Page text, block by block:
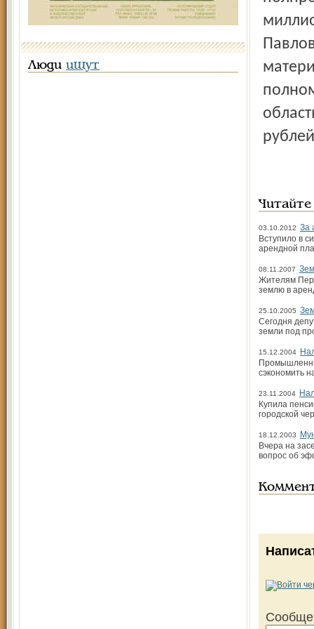
Люди ищут
03.10.2012 За
Вступило в
аренд­ной
08.11.2007
Жителям
землю в
25.10.2005
Сегодня
земли под
15.12.2004
сэкономить
23.11.2004
Купила
городской
18.12.2003
Вчера на
вопрос об